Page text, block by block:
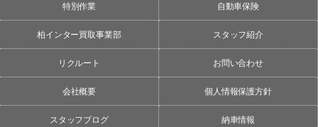
特別作業 自動車保険
柏インター買取事業部 スタッフ紹介
リクルート お問い合わせ
会社概要 個人情報保護方針
スタッフブログ 納車情報